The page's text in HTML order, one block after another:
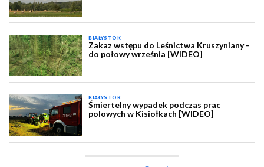
BIAŁYSTOK
Zakaz wstępu do Leśnictwa Kruszyniany -
do połowy września [WIDEO]
BIAŁYSTOK
Śmiertelny wypadek podczas prac
polowych w Kisiołkach [WIDEO]